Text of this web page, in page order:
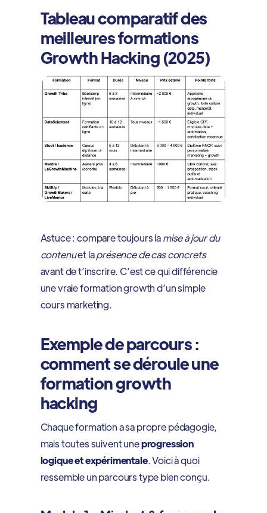
Tableau comparatif des
meilleures formations
Growth Hacking (2025)
Astuce : compare toujours lamise à jour du
contenuet laprésence de cas concrets
avant de t’inscrire. C’est ce qui différencie
une vraie formation growth d’un simple
cours marketing.
Exemple de parcours :
comment se déroule une
formation growth
hacking
Chaque formation a sa propre pédagogie,
mais toutes suivent uneprogression
logique et expérimentale. Voici à quoi
ressemble un parcours type bien conçu.